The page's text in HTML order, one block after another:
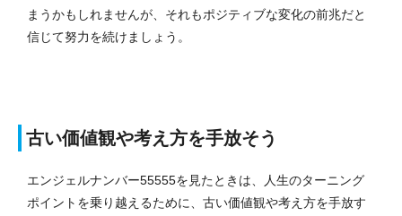
まうかもしれませんが、それもポジティブな変化の前兆だと
信じて努力を続けましょう。
古い価値観や考え方を手放そう
エンジェルナンバー55555を見たときは、人生のターニング
ポイントを乗り越えるために、古い価値観や考え方を手放す